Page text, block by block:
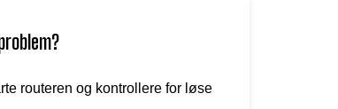
routeren og kontrollere for løse